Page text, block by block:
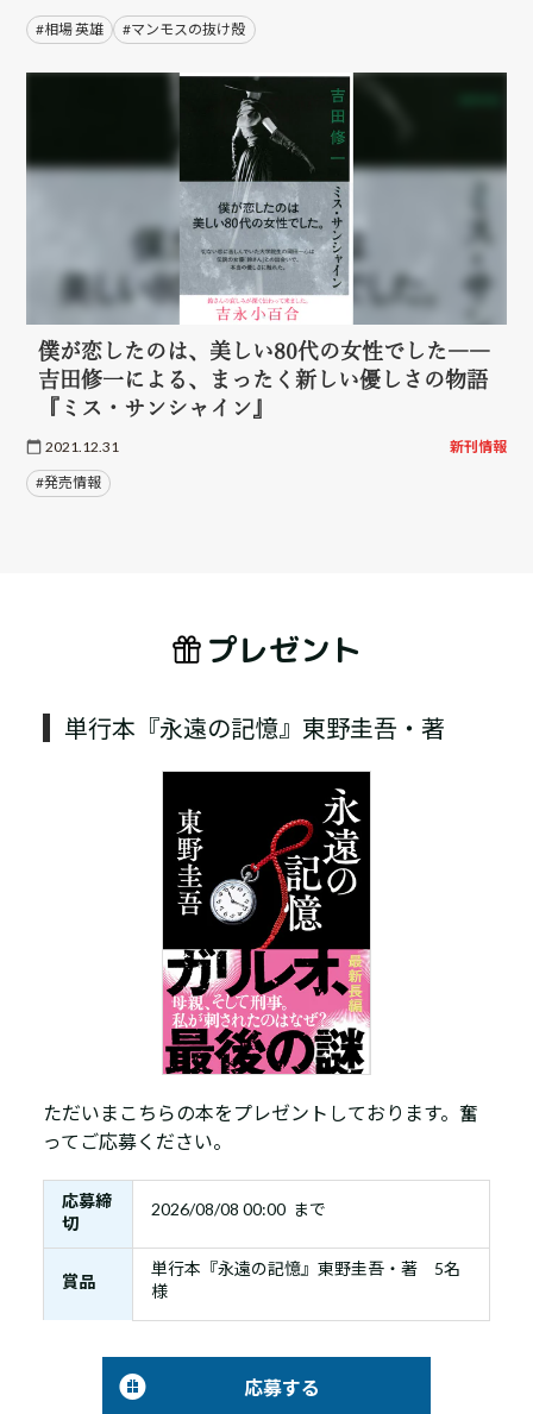
#相場 英雄 #マンモスの抜け殻
僕が恋したのは、美しい80代の女性でした――
吉田修一による、まったく新しい優しさの物語
『ミス・サンシャイン』
2021.12.31 新刊情報
#発売情報
プレゼント
単行本『永遠の記憶』東野圭吾・著
ただいまこちらの本をプレゼントしております。奮
ってご応募ください。
応募締
切
2026/08/08 00:00 まで
賞品
単行本『永遠の記憶』東野圭吾・著 5名
様
応募する